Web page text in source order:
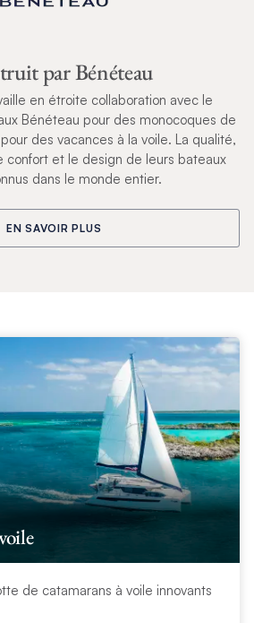
par Bénéteau
en étroite collaboration avec le
Bénéteau pour des monocoques de
des vacances à la voile. La qualité,
confort et le design de leurs bateaux
dans le monde entier.
EN SAVOIR PLUS
de catamarans à voile innovants